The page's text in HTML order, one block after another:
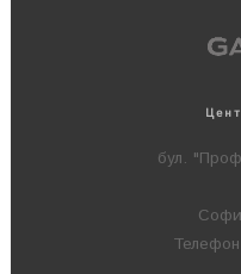
бул.